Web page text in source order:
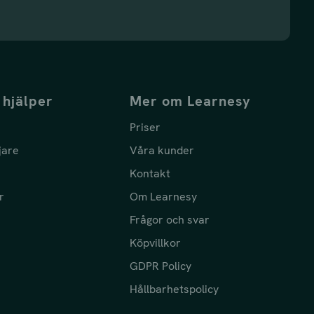
Mer om Learnesy
Priser
Våra kunder
Kontakt
Om Learnesy
Frågor och svar
Köpvillkor
GDPR Policy
Hållbarhetspolicy